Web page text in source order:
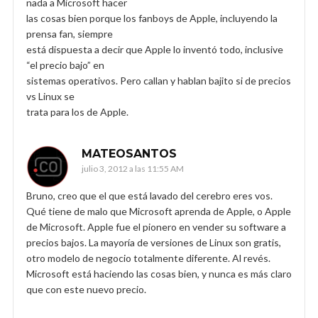
las cosas bien porque los fanboys de Apple, incluyendo la
prensa fan, siempre
está dispuesta a decir que Apple lo inventó todo, inclusive
“el precio bajo” en
sistemas operativos. Pero callan y hablan bajito si de precios
vs Linux se
trata para los de Apple.
MATEOSANTOS
julio 3, 2012 a las 11:55 AM
Bruno, creo que el que está lavado del cerebro eres vos.
Qué tiene de malo que Microsoft aprenda de Apple, o Apple
de Microsoft. Apple fue el pionero en vender su software a
precios bajos. La mayoría de versiones de Linux son gratis,
otro modelo de negocio totalmente diferente. Al revés.
Microsoft está haciendo las cosas bien, y nunca es más claro
que con este nuevo precio.